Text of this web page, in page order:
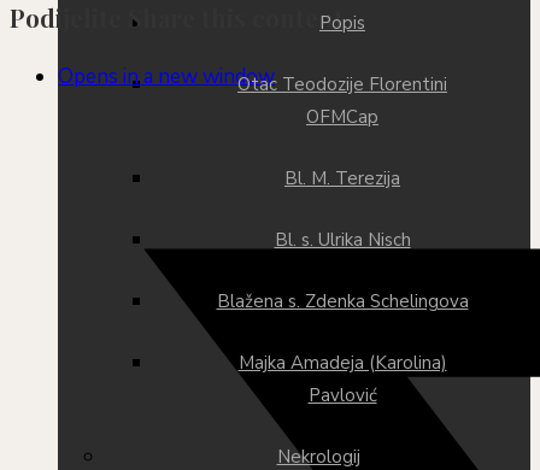
Popis
Otac Teodozije Florentini
OFMCap
Bl. M. Terezija
Bl. s. Ulrika Nisch
Blažena s. Zdenka Schelingova
Majka Amadeja (Karolina)
Pavlović
Nekrologij
Podijelite Share this content
Opens in a new window